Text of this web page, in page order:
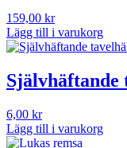
159,00 kr
Lägg till i varukorg
Självhäftande
6,00 kr
Lägg till i varukorg